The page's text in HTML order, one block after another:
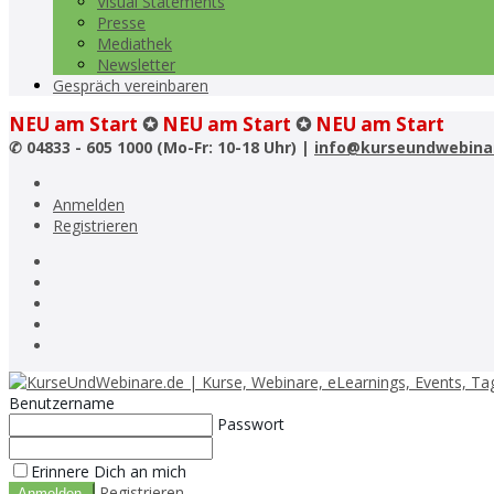
Presse
Mediathek
Newsletter
Gespräch vereinbaren
NEU am Start ✪ NEU am Start ✪ NEU am Start
✆ 04833 - 605 1000 (Mo-Fr: 10-18 Uhr) |
Anmelden
Registrieren
Benutzername
Passwort
Erinnere Dich an mich